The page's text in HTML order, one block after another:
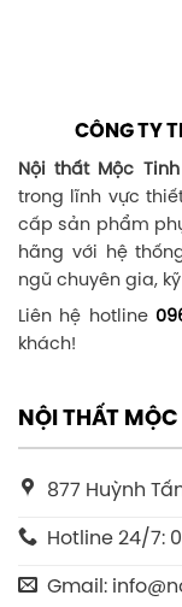
CÔNG TY
Nội thất Mộc
trong lĩnh vực
cấp sản phẩm
hãng với hệ
ngũ chuyên gia,
Liên hệ hotline
khách!
NỘI THẤT
877 Huỳnh
Hotline 24/7:
Gmail: